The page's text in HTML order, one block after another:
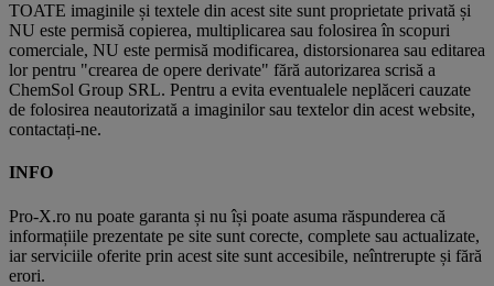
TOATE imaginile și textele din acest site sunt proprietate privată și
NU este permisă copierea, multiplicarea sau folosirea în scopuri
comerciale, NU este permisă modificarea, distorsionarea sau editarea
lor pentru "crearea de opere derivate" fără autorizarea scrisă a
ChemSol Group SRL. Pentru a evita eventualele neplăceri cauzate
de folosirea neautorizată a imaginilor sau textelor din acest website,
contactați-ne.
INFO
Pro-X.ro nu poate garanta și nu își poate asuma răspunderea că
informațiile prezentate pe site sunt corecte, complete sau actualizate,
iar serviciile oferite prin acest site sunt accesibile, neîntrerupte și fără
erori.